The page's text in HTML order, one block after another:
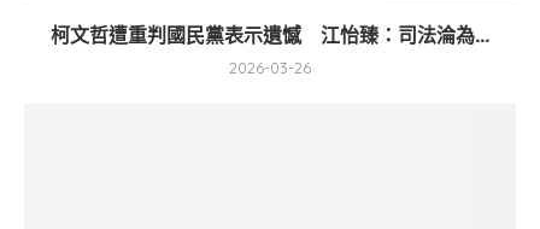
柯文哲遭重判國民黨表示遺憾 江怡臻：司法淪為...
2026-03-26